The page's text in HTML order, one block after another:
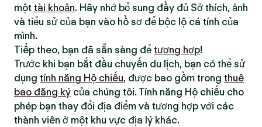
một tài khoản. Hãy nhớ bổ sung đầy đủ Sở thích, ảnh
và tiểu sử của bạn vào hồ sơ để bộc lộ cá tính của
mình.
Tiếp theo, bạn đã sẵn sàng để tương hợp!
Trước khi bạn bắt đầu chuyến du lịch, bạn có thể sử
dụng tính năng Hộ chiếu, được bao gồm trong thuê
bao đăng ký của chúng tôi. Tính năng Hộ chiếu cho
phép bạn thay đổi địa điểm và tương hợp với các
thành viên ở một khu vực địa lý khác.